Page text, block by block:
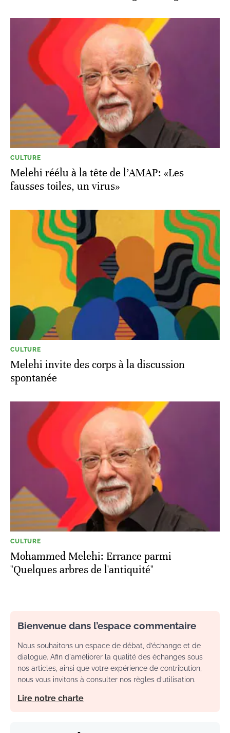
CULTURE
Melehi réélu à la tête de l’AMAP: «Les
fausses toiles, un virus»
CULTURE
Melehi invite des corps à la discussion
spontanée
CULTURE
Mohammed Melehi: Errance parmi
"Quelques arbres de l'antiquité"
Bienvenue dans l’espace commentaire
Nous souhaitons un espace de débat, d’échange et de
dialogue. Afin d'améliorer la qualité des échanges sous
nos articles, ainsi que votre expérience de contribution,
nous vous invitons à consulter nos règles d’utilisation.
Lire notre charte